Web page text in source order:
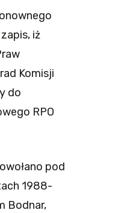
iż
Komisji
do
RPO
pod
1988-
Bodnar,